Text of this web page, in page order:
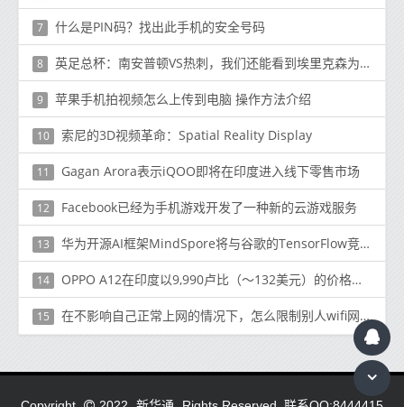
7 什么是PIN码？找出此手机的安全号码
8 英足总杯：南安普顿VS热刺，我们还能看到埃里克森为热刺披甲吗
9 苹果手机拍视频怎么上传到电脑 操作方法介绍
10 索尼的3D视频革命：Spatial Reality Display
11 Gagan Arora表示iQOO即将在印度进入线下零售市场
12 Facebook已经为手机游戏开发了一种新的云游戏服务
13 华为开源AI框架MindSpore将与谷歌的TensorFlow竞争
14 OPPO A12在印度以9,990卢比（〜132美元）的价格推出
15 在不影响自己正常上网的情况下，怎么限制别人wifi网速